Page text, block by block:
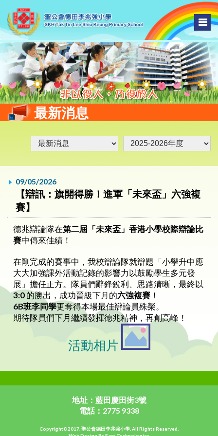
最新消息
09/05/2026
【辯訊：旗開得勝！進軍「未來盃」六強複
賽】
德兆辯論隊在第二屆「未來盃」香港小學校際辯論比
賽中傳來佳績！
在剛完成的賽事中，我校辯論隊就辯題「小學升中應
大大加強課外活動記錄的影響力以鼓勵學生多元發
展」擔任正方。隊員們辭鋒銳利、思路清晰，最終以
3:0的勝出，成功晉級下月的六強複賽 ！
6B班李同學更奪得本場最佳辯論員殊榮。
期待隊員們下月繼續發揮德兆精神，再創高峰！
活動相片
地址：藍田慶田街3號
電話：2775 9338
Copyright©2017. 聖公會德田李兆強小學, All Rights Reserved.